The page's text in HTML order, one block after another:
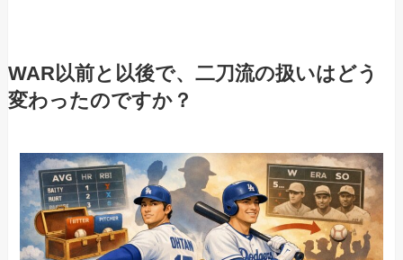
WAR以前と以後で、二刀流の扱いはどう
変わったのですか？